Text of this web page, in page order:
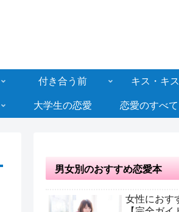
付き合う前 キス・キ
大学生の恋愛 恋愛のすべ
男女別のおすすめ恋愛本
女性におす